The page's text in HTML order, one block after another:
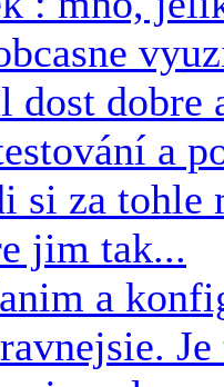
dost dobre
a
si za tohle
jim tak...
a